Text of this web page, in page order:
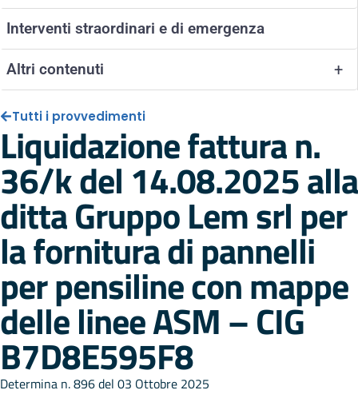
Interventi straordinari e di emergenza
+
Altri contenuti
Tutti i provvedimenti
Liquidazione fattura n.
36/k del 14.08.2025 alla
ditta Gruppo Lem srl per
la fornitura di pannelli
per pensiline con mappe
delle linee ASM – CIG
B7D8E595F8
Determina n. 896 del 03 Ottobre 2025